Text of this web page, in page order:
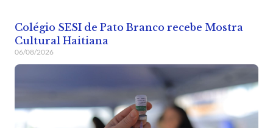
Colégio SESI de Pato Branco recebe Mostra
Cultural Haitiana
06/08/2026